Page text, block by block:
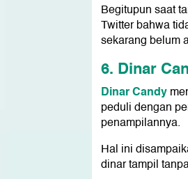
Begitupun saat
Twitter bahwa
sekarang belum
6. Dinar
Dinar Candy
peduli dengan
penampilannya.
Hal ini
dinar tampil